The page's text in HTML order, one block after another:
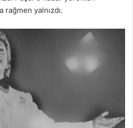
rağmen yalnızdı.